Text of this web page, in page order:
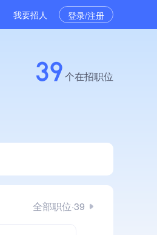
我要招人 登录/注册
39个在招职位
全部职位·39